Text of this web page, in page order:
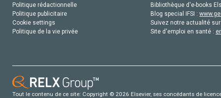
Politique rédactionnelle
Politique publicitaire
Cookie settings
Politique de la vie privée
Bibliothèque d'e-books
Blog special IFSI :
Suivez notre actualité
Site d'emploi en santé :
Tout le contenu de ce site: Copyright © 2026 Elsevier, ses concédants de